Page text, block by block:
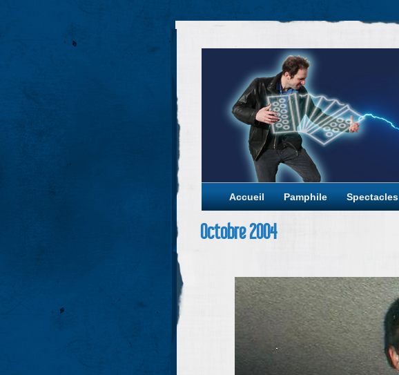
Accueil Pamphile Spectacles
Octobre 2004